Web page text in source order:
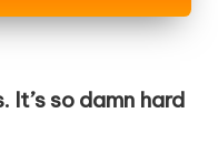
It’s so damn hard